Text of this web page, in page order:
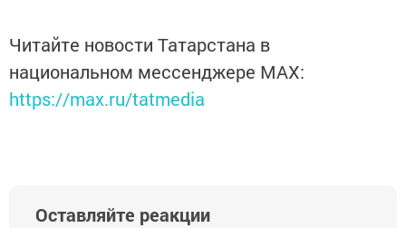
Читайте новости Татарстана в
национальном мессенджере MАХ:
https://max.ru/tatmedia
Оставляйте реакции